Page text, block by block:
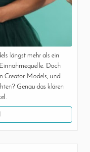
längst mehr als ein
Doch
Creator-Models, und
Genau das klären